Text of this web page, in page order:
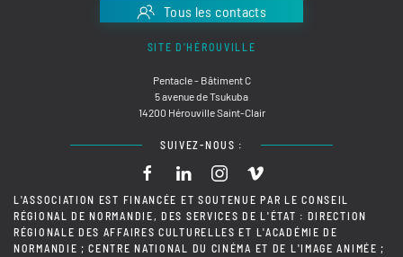
Tous les contacts
SITE D'HÉROUVILLE
Pentacle - Bâtiment C
5 avenue de Tsukuba
14200 Hérouville Saint-Clair
SUIVEZ-NOUS :
L'ASSOCIATION EST FINANCÉE ET SOUTENUE PAR LE CONSEIL
RÉGIONAL DE NORMANDIE, DES SERVICES DE L'ÉTAT : DIRECTION
RÉGIONALE DES AFFAIRES CULTURELLES ET L'ACADÉMIE DE
NORMANDIE ; CENTRE NATIONAL DU CINÉMA ET DE L'IMAGE ANIMÉE ;